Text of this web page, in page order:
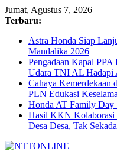
Jumat, Agustus 7, 2026
Terbaru:
Astra Honda Siap
Mandalika 2026
Pengadaan Kapal PPA
Udara TNI AL Hadapi
Cahaya Kemerdekaan
PLN Edukasi
Honda AT Family Day
Hasil KKN Kolaborasi
Desa Desa, Tak